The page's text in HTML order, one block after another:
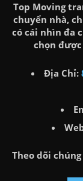
Top Moving
chuyển nhà,
có cái nhìn đa
chọn
Địa Chỉ:
Theo dõi